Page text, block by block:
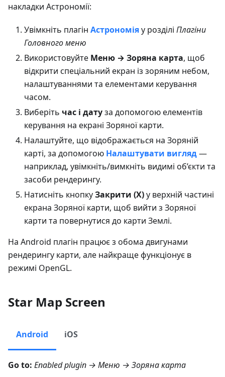
накладки Астрономії:
Увімкніть плагін Астрономіяу розділі Плагіни
Головного меню
Використовуйте Меню → Зоряна карта, щоб
відкрити спеціальний екран із зоряним небом,
налаштуваннями та елементами керування
часом.
Виберіть час і датуза допомогою елементів
керування на екрані Зоряної карти.
Налаштуйте, що відображається на Зоряній
карті, за допомогою Налаштувати вигляд—
наприклад, увімкніть/вимкніть видимі об’єкти та
засоби рендерингу.
Натисніть кнопкуЗакрити (X)у верхній частині
екрана Зоряної карти, щоб вийти з Зоряної
карти та повернутися до карти Землі.
На Android плагін працює з обома двигунами
рендерингу карти, але найкраще функціонує в
режимі OpenGL.
Star Map Screen
Android iOS
Go to: Enabled plugin → Меню → Зоряна карта